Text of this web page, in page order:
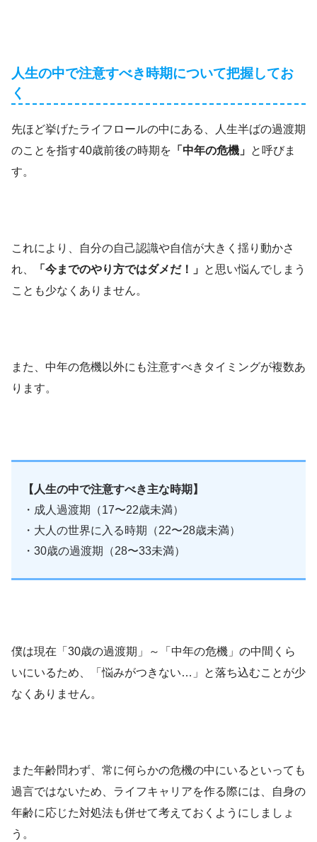
人生の中で注意すべき時期について把握してお
く
先ほど挙げたライフロールの中にある、人生半ばの過渡期
のことを指す40歳前後の時期を 「中年の危機」 と呼びま
す。
これにより、自分の自己認識や自信が大きく揺り動かさ
れ、
「今までのやり方ではダメだ！」 と思い悩んでしまう
ことも少なくありません。
また、中年の危機以外にも注意すべきタイミングが複数あ
ります。
【人生の中で注意すべき主な時期】
・成人過渡期（17〜22歳未満）
・大人の世界に入る時期（22〜28歳未満）
・30歳の過渡期（28〜33未満）
僕は現在「30歳の過渡期」～「中年の危機」の中間くら
いにいるため、「悩みがつきない…」と落ち込むことが少
なくありません。
また年齢問わず、常に何らかの危機の中にいるといっても
過言ではないため、ライフキャリアを作る際には、自身の
年齢に応じた対処法も併せて考えておくようにしましょ
う。